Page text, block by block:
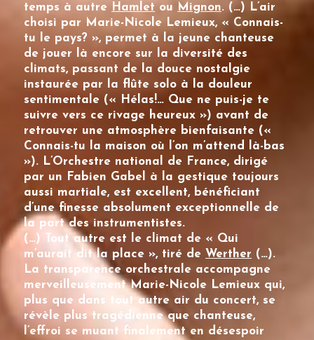
temps à autre
Hamlet ou Mignon. (…) L’air
choisi par
Marie-Nicole Lemieux, « Connais-
tu le pays? », permet à la jeune chanteuse
de jouer là encore sur la diversité des
climats, passant de la douce nostalgie
instaurée par la flûte solo à la douleur
sentimentale (« Hélas!… Que ne puis-je te
suivre vers ce rivage heureux ») avant de
retrouver une atmosphère bienfaisante («
Connais-tu la maison où l’on m’attend là-bas
»). L’Orchestre national de France, dirigé
par un Fabien Gabel à la gestique toujours
aussi martiale, est excellent, bénéficiant
d’une finesse absolument exceptionnelle de
la part des instrumentistes.
(…) Tout autre est le climat de « Qui
m’aurait dit la place », tiré de Werther (…).
La transparence orchestrale accompagne
merveilleusementMarie-Nicole Lemieux qui,
plus que dans tout autre air du concert, se
révèle plus tragédienne que chanteuse,
l’effroi se muant finalement en désespoir